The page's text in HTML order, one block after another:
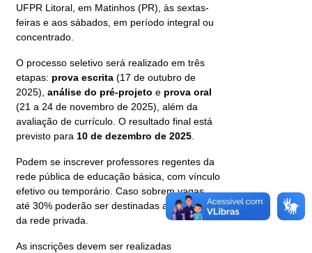
UFPR Litoral, em Matinhos (PR), às sextas-
feiras e aos sábados, em período integral ou
concentrado.
O processo seletivo será realizado em três
etapas: prova escrita (17 de outubro de
2025),análise do pré-projeto e prova oral
(21 a 24 de novembro de 2025), além da
avaliação de currículo. O resultado final está
previsto para10 de dezembro de 2025.
Podem se inscrever professores regentes da
rede pública de educação básica, com vínculo
efetivo ou temporário. Caso sobrem vagas,
até 30% poderão ser destinadas a docentes
da rede privada.
As inscrições devem ser realizadas